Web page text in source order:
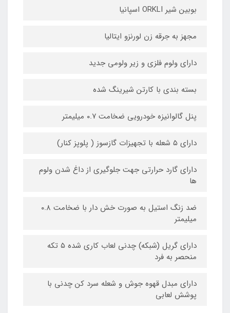
بوبین شیر ORKLI اسپانیا
مجهز به جرقه زن لورنزو ایتالیا
دارای ولوم فلزی و زیر ولومی جدید
بسته بندی با کارتن شیرینگ شده
پنل گالوانیزه خودرویی ضخامت ۰.۷ میلیمتر
دارای ۵ شعله با تجهیزات گازسوز ( پلوپز کنار)
دارای گارد حرارتی جهت جلوگیری از داغ شدن ولوم
ها
ضد زنگ استیل به صورت خش دار با ضخامت ۰.۸
میلیمتر
دارای گریل (شبکه) چدنی لعاب کاری شده ۵ تکه
منحصر به فرد
دارای مبدل قهوه جوش و شعله سرد کن چدنی با
پوشش لعابی